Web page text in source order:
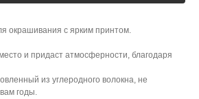
окрашивания с ярким принтом.
и придаст атмосферности, благодаря
из углеродного волокна, не
годы.